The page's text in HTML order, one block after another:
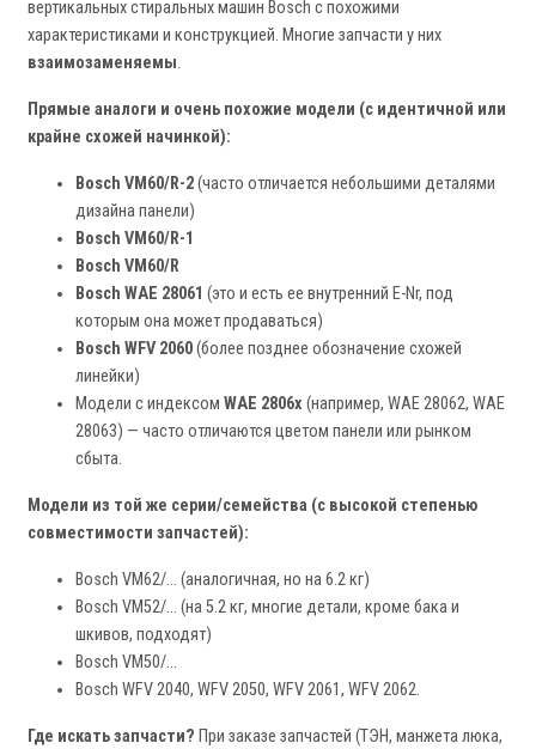
вертикальных стиральных машин Bosch с похожими
характеристиками и конструкцией. Многие запчасти у них
взаимозаменяемы.
Прямые аналоги и очень похожие модели (с идентичной или
крайне схожей начинкой):
Bosch VM60/R-2(часто отличается небольшими деталями
дизайна панели)
Bosch VM60/R-1
Bosch VM60/R
Bosch WAE 28061 (это и есть ее внутренний E-Nr, под
которым она может продаваться)
Bosch WFV 2060(более позднее обозначение схожей
линейки)
Модели с индексом WAE 2806x (например, WAE 28062, WAE
28063) — часто отличаются цветом панели или рынком
сбыта.
Модели из той же серии/семейства (с высокой степенью
совместимости запчастей):
Bosch VM62/... (аналогичная, но на 6.2 кг)
Bosch VM52/... (на 5.2 кг, многие детали, кроме бака и
шкивов, подходят)
Bosch VM50/...
Bosch WFV 2040, WFV 2050, WFV 2061, WFV 2062.
Где искать запчасти? При заказе запчастей (ТЭН, манжета люка,